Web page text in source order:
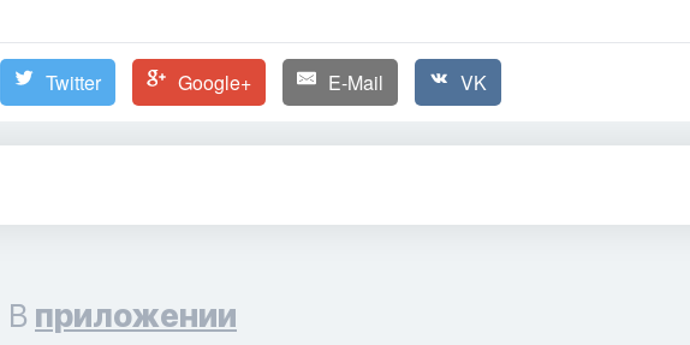
Twitter Google+ E-Mail VK
В приложении